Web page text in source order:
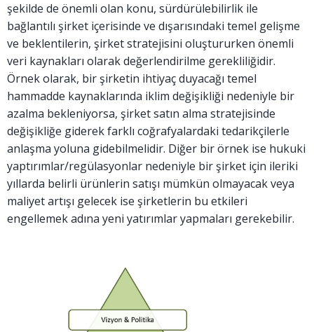
şekilde de önemli olan konu, sürdürülebilirlik ile
bağlantılı şirket içerisinde ve dışarısındaki temel gelişme
ve beklentilerin, şirket stratejisini oluştururken önemli
veri kaynakları olarak değerlendirilme gerekliliğidir.
Örnek olarak, bir şirketin ihtiyaç duyacağı temel
hammadde kaynaklarında iklim değişikliği nedeniyle bir
azalma bekleniyorsa, şirket satın alma stratejisinde
değişikliğe giderek farklı coğrafyalardaki tedarikçilerle
anlaşma yoluna gidebilmelidir. Diğer bir örnek ise hukuki
yaptırımlar/regülasyonlar nedeniyle bir şirket için ileriki
yıllarda belirli ürünlerin satışı mümkün olmayacak veya
maliyet artışı gelecek ise şirketlerin bu etkileri
engellemek adına yeni yatırımlar yapmaları gerekebilir.